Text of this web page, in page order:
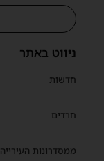
ניווט באתר
חדשות
חרדים
ממסדרונות העירייה